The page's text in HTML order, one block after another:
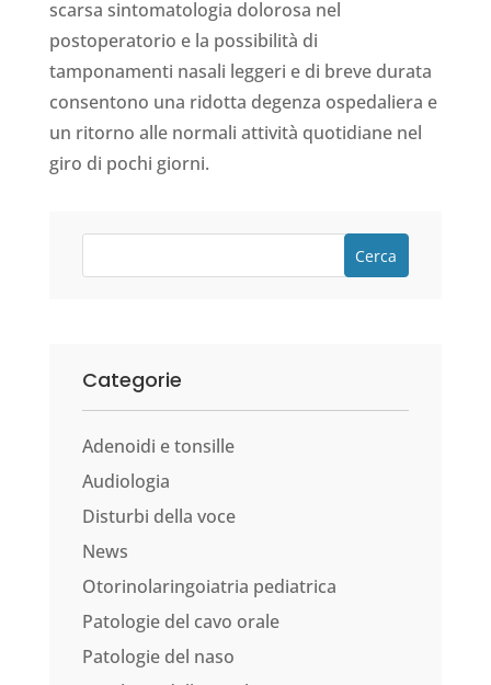
scarsa sintomatologia dolorosa nel
postoperatorio e la possibilità di
tamponamenti nasali leggeri e di breve durata
consentono una ridotta degenza ospedaliera e
un ritorno alle normali attività quotidiane nel
giro di pochi giorni.
Cerca
Categorie
Adenoidi e tonsille
Audiologia
Disturbi della voce
News
Otorinolaringoiatria pediatrica
Patologie del cavo orale
Patologie del naso